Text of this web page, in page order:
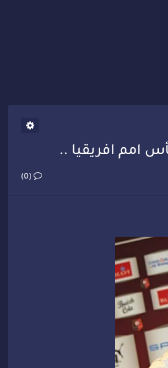
امم افريقيا ..
(0)